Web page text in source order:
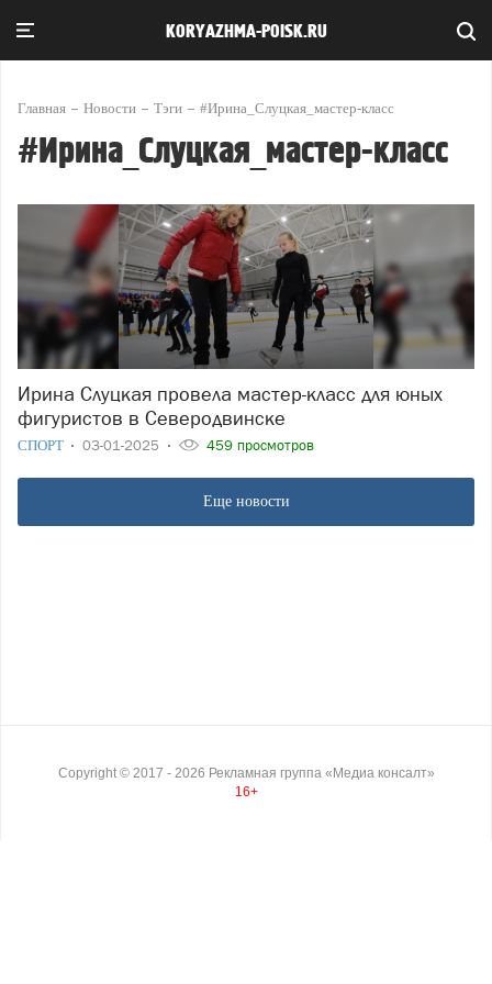
KORYAZHMA-POISK.RU
Главная Новости Тэги #Ирина_Слуцкая_мастер-класс
#Ирина_Слуцкая_мастер-класс
Ирина Слуцкая провела мастер-класс для юных
фигуристов в Северодвинске
СПОРТ 03-01-2025 459 просмотров
Еще новости
Copyright © 2017 - 2026 Рекламная группа «Медиа консалт»
16+